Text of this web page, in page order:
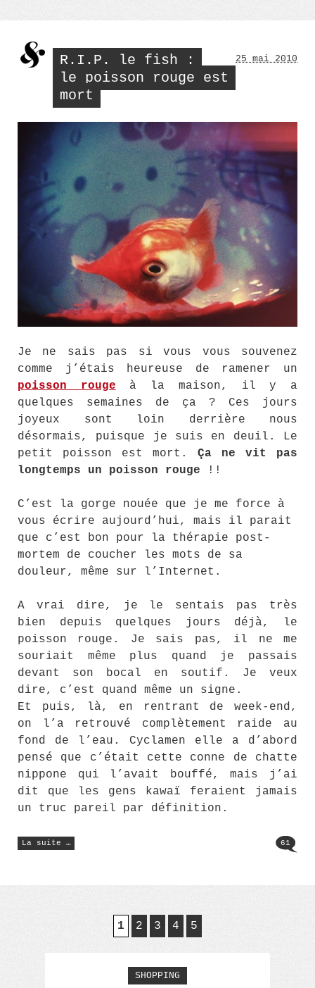
R.I.P. le fish :
le poisson rouge est
mort
25 mai 2010
Je ne sais pas si vous vous souvenez
comme j’étais heureuse de ramener un
poisson rouge à la maison, il y a
quelques semaines de ça ? Ces jours
joyeux sont loin derrière nous
désormais, puisque je suis en deuil. Le
petit poisson est mort. Ça ne vit pas
longtemps un poisson rouge !!
C’est la gorge nouée que je me force à
vous écrire aujourd’hui, mais il parait
que c’est bon pour la thérapie post-
mortem de coucher les mots de sa
douleur, même sur l’Internet.
A vrai dire, je le sentais pas très
bien depuis quelques jours déjà, le
poisson rouge. Je sais pas, il ne me
souriait même plus quand je passais
devant son bocal en soutif. Je veux
dire, c’est quand même un signe.
Et puis, là, en rentrant de week-end,
on l’a retrouvé complètement raide au
fond de l’eau. Cyclamen elle a d’abord
pensé que c’était cette conne de chatte
nippone qui l’avait bouffé, mais j’ai
dit que les gens kawaï feraient jamais
un truc pareil par définition.
La suite …
« R.I.P.
le
61
1 2 3 4 5
SHOPPING